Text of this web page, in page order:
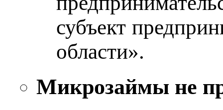
субъект
области».
Микрозаймы не